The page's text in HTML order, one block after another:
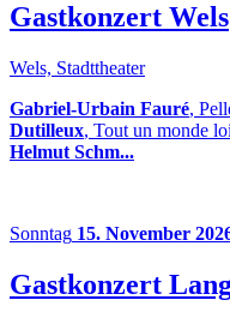
Gastkonzert Wels
Wels, Stadttheater
Gabriel-Urbain Fauré,
Dutilleux, Tout un monde
Helmut Schm...
Sonntag 15. November
Gastkonzert